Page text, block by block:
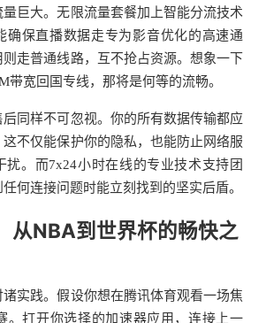
巨大。无限流量套餐加上智能分流技术
确保直播数据走专为影音优化的高速通
走普通线路，互不抢占资源。想象一下
带宽回国专线，那将是何等的流畅。
同样不可忽视。你的所有数据传输都应
不仅能保护你的隐私，也能防止网络服
扰。而7x24小时在线的专业技术支持团
何连接问题时能立刻找到的坚实后盾。
从NBA到世界杯的畅快之
实践。假设你想在腾讯体育观看一场焦
。打开你选择的加速器应用，连接上一